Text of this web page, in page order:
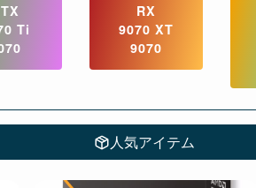
Ti
RX
9070 XT
9070
人気アイテム